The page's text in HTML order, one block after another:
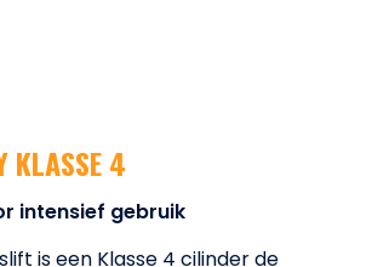
KLASSE 4
intensief gebruik
is een Klasse 4 cilinder de